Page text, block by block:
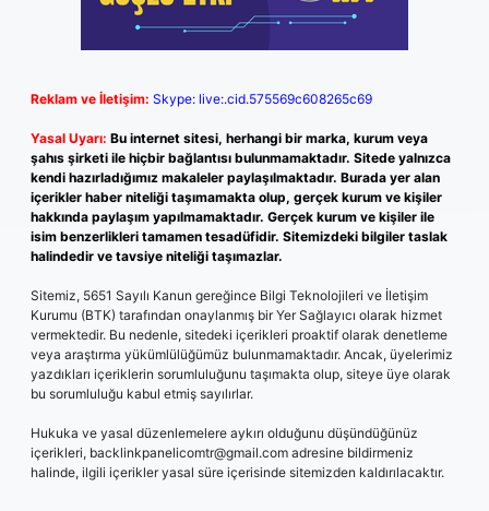
Reklam ve İletişim: Skype: live:.cid.575569c608265c69
Yasal Uyarı: Bu internet sitesi, herhangi bir marka, kurum veya
şahıs şirketi ile hiçbir bağlantısı bulunmamaktadır. Sitede yalnızca
kendi hazırladığımız makaleler paylaşılmaktadır. Burada yer alan
içerikler haber niteliği taşımamakta olup, gerçek kurum ve kişiler
hakkında paylaşım yapılmamaktadır. Gerçek kurum ve kişiler ile
isim benzerlikleri tamamen tesadüfidir. Sitemizdeki bilgiler taslak
halindedir ve tavsiye niteliği taşımazlar.
Sitemiz, 5651 Sayılı Kanun gereğince Bilgi Teknolojileri ve İletişim
Kurumu (BTK) tarafından onaylanmış bir Yer Sağlayıcı olarak hizmet
vermektedir. Bu nedenle, sitedeki içerikleri proaktif olarak denetleme
veya araştırma yükümlülüğümüz bulunmamaktadır. Ancak, üyelerimiz
yazdıkları içeriklerin sorumluluğunu taşımakta olup, siteye üye olarak
bu sorumluluğu kabul etmiş sayılırlar.
Hukuka ve yasal düzenlemelere aykırı olduğunu düşündüğünüz
içerikleri, backlinkpanelicomtr@gmail.com adresine bildirmeniz
halinde, ilgili içerikler yasal süre içerisinde sitemizden kaldırılacaktır.